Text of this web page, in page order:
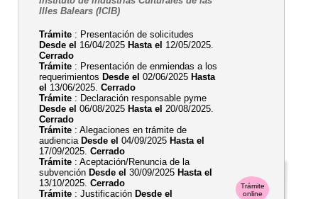
Trámite
online
Illes Balears (ICIB)
Trámite : Presentación de solicitudes
Desde el 16/04/2025 Hasta el 12/05/2025.
Cerrado
Trámite : Presentación de enmiendas a los
requerimientos Desde el 02/06/2025 Hasta
el 13/06/2025. Cerrado
Trámite : Declaración responsable pyme
Desde el 06/08/2025 Hasta el 20/08/2025.
Cerrado
Trámite : Alegaciones en trámite de
audiencia Desde el 04/09/2025 Hasta el
17/09/2025. Cerrado
Trámite : Aceptación/Renuncia de la
subvención Desde el 30/09/2025 Hasta el
13/10/2025. Cerrado
Trámite : Justificación Desde el